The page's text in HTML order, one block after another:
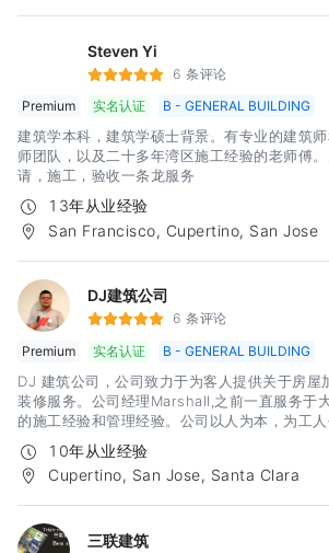
恼，不在为每一个工程阶段寻找合适人选而头
在风险而承担压力。Top Click Builder &
询服务。
Steven Yi
6 条评论
Premium
实名认证 B - GENERAL BUILDING
建筑学本科，建筑学硕士背景。有专业的建筑
师团队，以及二十多年湾区施工经验的老师傅
请，施工，验收一条龙服务
13年从业经验
San Francisco, Cupertino, San Jose
DJ建筑公司
6 条评论
Premium
实名认证 B - GENERAL BUILDING
DJ 建筑公司，公司致力于为客人提供关于房屋
装修服务。公司经理Marshall,之前一直服务于
的施工经验和管理经验。公司以人为本，为工
环境，从而提供高质量的装修服务。公司秉承“
原则服务于湾区各个家庭。尽我所能，为您创
10年从业经验
Cupertino, San Jose, Santa Clara
三联建筑